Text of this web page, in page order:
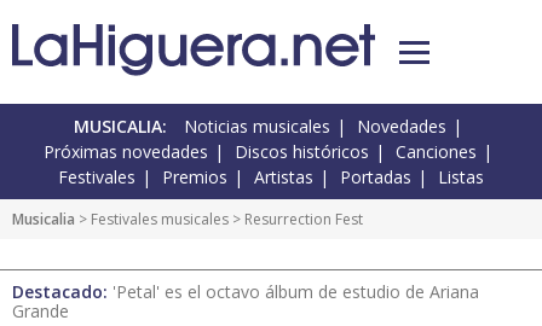
MUSICALIA: Noticias musicales
Novedades
Próximas novedades
Discos históricos
Canciones
Festivales
Premios Artistas Portadas Listas
Musicalia > Festivales musicales > Resurrection Fest
Destacado: 'Petal' es el octavo álbum de estudio de Ariana
Grande